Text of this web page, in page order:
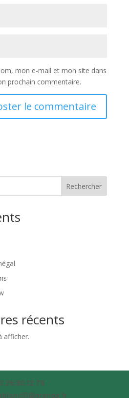
mon e-mail et mon site dans
prochain commentaire.
Rechercher
récents
afficher.